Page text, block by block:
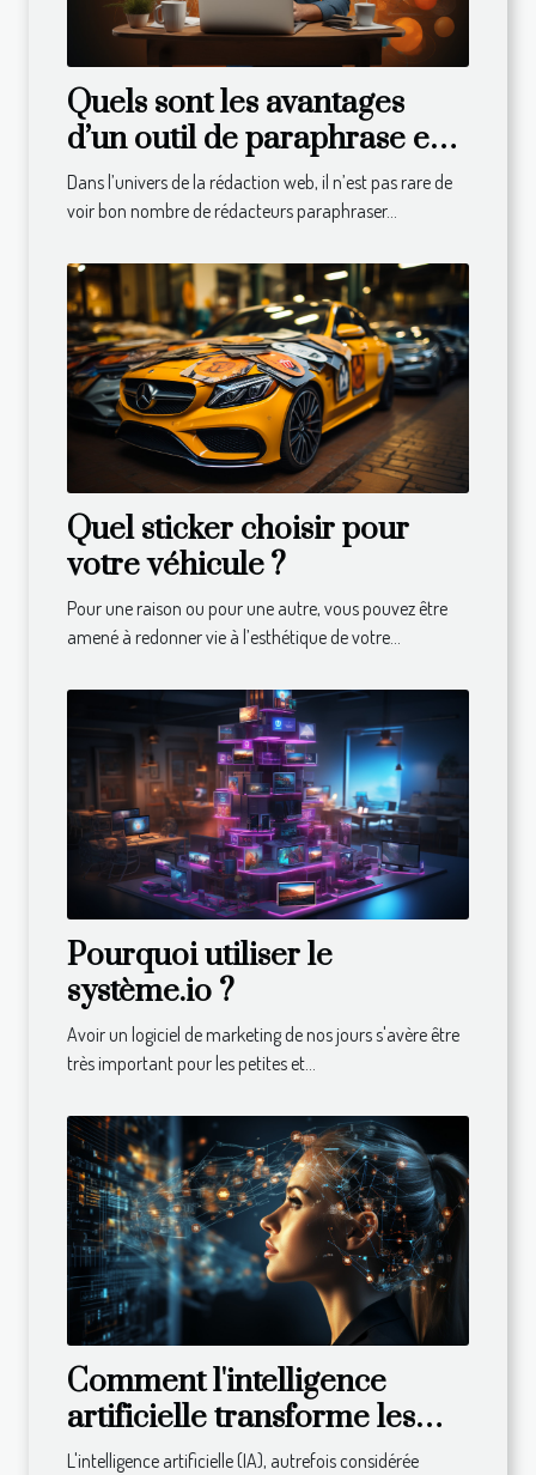
Quels sont les avantages
d’un outil de paraphrase en
ligne ?
Dans l’univers de la rédaction web, il n’est pas rare de
voir bon nombre de rédacteurs paraphraser...
Quel sticker choisir pour
votre véhicule ?
Pour une raison ou pour une autre, vous pouvez être
amené à redonner vie à l’esthétique de votre...
Pourquoi utiliser le
système.io ?
Avoir un logiciel de marketing de nos jours s'avère être
très important pour les petites et...
Comment l'intelligence
artificielle transforme les
entreprises
L'intelligence artificielle (IA), autrefois considérée